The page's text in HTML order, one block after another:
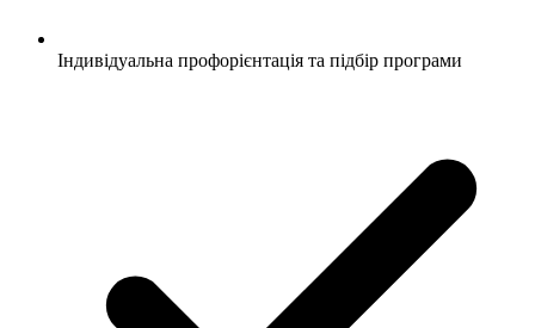
Індивідуальна профорієнтація та підбір програми